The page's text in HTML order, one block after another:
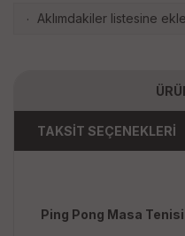
· Aklımdakiler listesine ekle
TAKSİT SEÇENEKLERİ
Ping Pong Masa